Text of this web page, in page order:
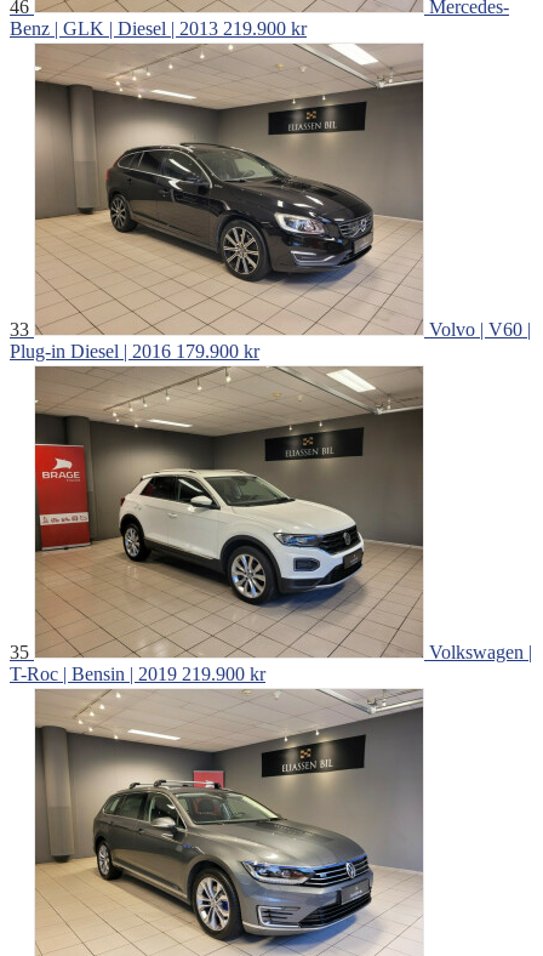
46
Mercedes-
Benz | GLK | Diesel | 2013 219.900 kr
33
Volvo | V60 |
Plug-in Diesel | 2016 179.900 kr
35
Volkswagen |
T-Roc | Bensin | 2019 219.900 kr